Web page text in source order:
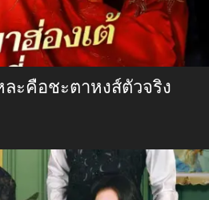
ะคือชะตาหงส์ตัวจริง